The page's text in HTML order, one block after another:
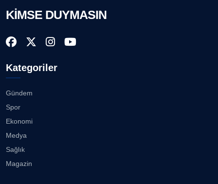
KİMSE DUYMASIN
Kategoriler
Gündem
Spor
Ekonomi
Medya
Sağlık
Magazin